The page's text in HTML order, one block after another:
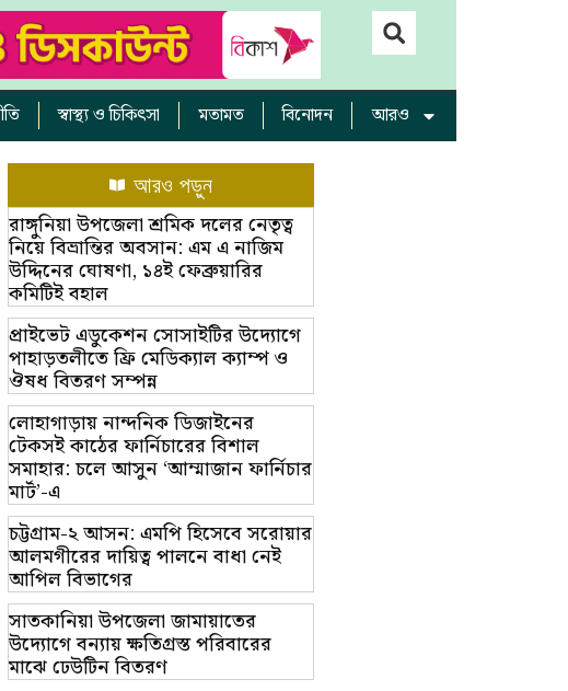
স্বাস্থ্য ও চিকিৎসা মতামত বিনোদন আরও
আরও পড়ুন
রাঙ্গুনিয়া উপজেলা শ্রমিক দলের নেতৃত্ব
নিয়ে বিভ্রান্তির অবসান: এম এ নাজিম
উদ্দিনের ঘোষণা, ১৪ই ফেব্রুয়ারির
কমিটিই বহাল
প্রাইভেট এডুকেশন সোসাইটির উদ্যোগে
পাহাড়তলীতে ফ্রি মেডিক্যাল ক্যাম্প ও
ঔষধ বিতরণ সম্পন্ন
লোহাগাড়ায় নান্দনিক ডিজাইনের
টেকসই কাঠের ফার্নিচারের বিশাল
সমাহার: চলে আসুন ‘আম্মাজান ফার্নিচার
মার্ট’-এ
চট্টগ্রাম-২ আসন: এমপি হিসেবে সরোয়ার
আলমগীরের দায়িত্ব পালনে বাধা নেই
আপিল বিভাগের
সাতকানিয়া উপজেলা জামায়াতের
উদ্যোগে বন্যায় ক্ষতিগ্রস্ত পরিবারের
মাঝে ঢেউটিন বিতরণ